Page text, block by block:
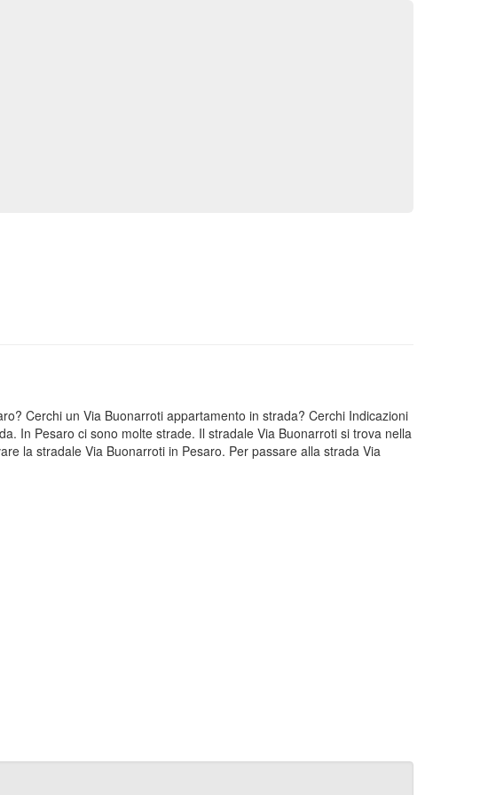
Cerchi un Via Buonarroti appartamento in strada? Cerchi Indicazioni
In Pesaro ci sono molte strade. Il stradale Via Buonarroti si trova nella
la stradale Via Buonarroti in Pesaro. Per passare alla strada Via